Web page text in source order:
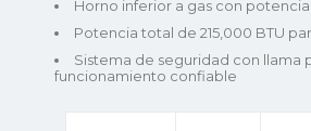
Horno inferior a gas con
Potencia total de 215,000 BTU
Sistema de seguridad con llama
funcionamiento confiable